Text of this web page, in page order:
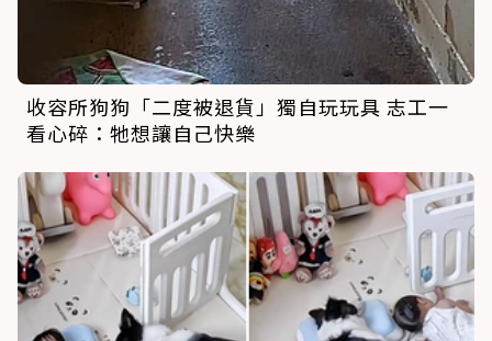
收容所狗狗「二度被退貨」獨自玩玩具 志工一
看心碎：牠想讓自己快樂